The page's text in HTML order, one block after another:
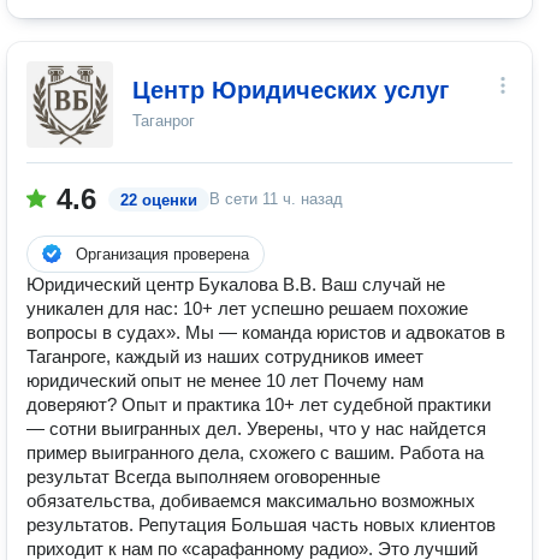
Центр Юридических услуг
Таганрог
4.6 22 оценки В сети 11 ч. назад
Организация проверена
Юридический центр Букалова В.В. Ваш случай не
уникален для нас: 10+ лет успешно решаем похожие
вопросы в судах». ‍Мы — команда юристов и адвокатов в
Таганроге, каждый из наших сотрудников имеет
юридический опыт не менее 10 лет Почему нам
доверяют? Опыт и практика 10+ лет судебной практики
— сотни выигранных дел. Уверены, что у нас найдется
пример выигранного дела, схожего с вашим. Работа на
результат Всегда выполняем оговоренные
обязательства, добиваемся максимально возможных
результатов. Репутация Большая часть новых клиентов
приходит к нам по «сарафанному радио». Это лучший